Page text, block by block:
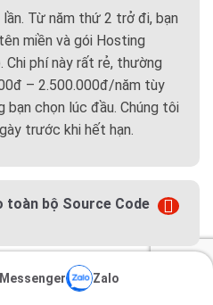
Từ năm thứ 2 trở đi, bạn
miền và gói Hosting
phí này rất rẻ, thường
– 2.500.000đ/năm tùy
bạn chọn lúc đầu. Chúng tôi
trước khi hết hạn.
toàn bộ Source Code
cáo Google Ads,
Zalo